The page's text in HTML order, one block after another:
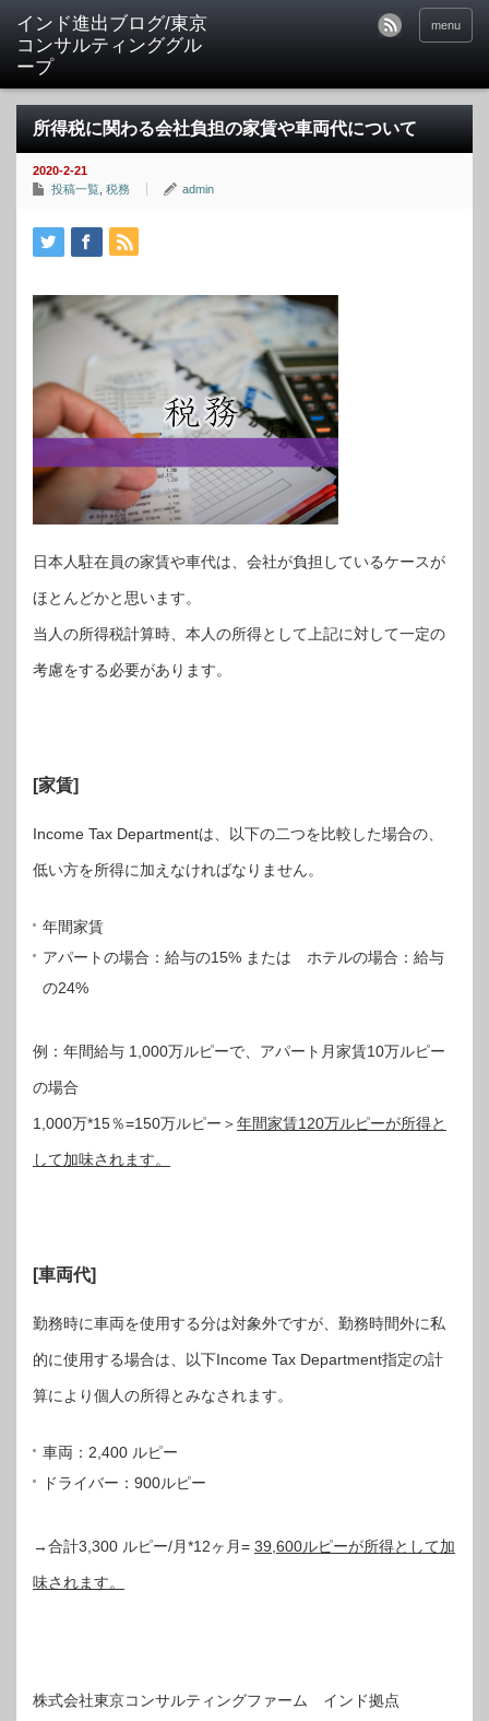
インド進出ブログ/東京
コンサルティンググル
ープ
menu
所得税に関わる会社負担の家賃や車両代について
2020-2-21
投稿一覧 税務 admin
日本人駐在員の家賃や車代は、会社が負担しているケースが
ほとんどかと思います。
当人の所得税計算時、本人の所得として上記に対して一定の
考慮をする必要があります。
[家賃]
Income Tax Departmentは、以下の二つを比較した場合の、
低い方を所得に加えなければなりません。
年間家賃
アパートの場合：給与の15% または ホテルの場合：給与
の24%
例：年間給与 1,000万ルピーで、アパート月家賃10万ルピー
の場合
1,000万*15％=150万ルピー＞年間家賃120万ルピーが所得と
して加味されます。
[車両代]
勤務時に車両を使用する分は対象外ですが、勤務時間外に私
的に使用する場合は、以下Income Tax Department指定の計
算により個人の所得とみなされます。
車両：2,400 ルピー
ドライバー：900ルピー
→合計3,300 ルピー/月*12ヶ月= 39,600ルピーが所得として加
味されます。
株式会社東京コンサルティングファーム インド拠点